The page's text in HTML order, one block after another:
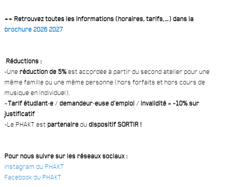
++ Retrouvez toutes les informations (horaires, tarifs,…) dans la
brochure 2026 2027
Réductions :
-Une réduction de 5%est accordée à partir du second atelier pour une
même famille ou une même personne (hors forfaits et hors cours de
musique en individuel).
–Tarif étudiant·e/demandeur·euse d’emploi /invalidité= -10% sur
justificatif
-Le PHAKT est partenairedu dispositif SORTIR !
Pour nous suivre sur les réseaux sociaux :
Instagram du PHAKT
Facebook du PHAKT